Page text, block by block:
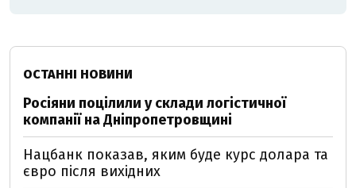
ОСТАННІ НОВИНИ
Росіяни поцілили у склади логістичної
компанії на Дніпропетровщині
Нацбанк показав, яким буде курс долара та
євро після вихідних